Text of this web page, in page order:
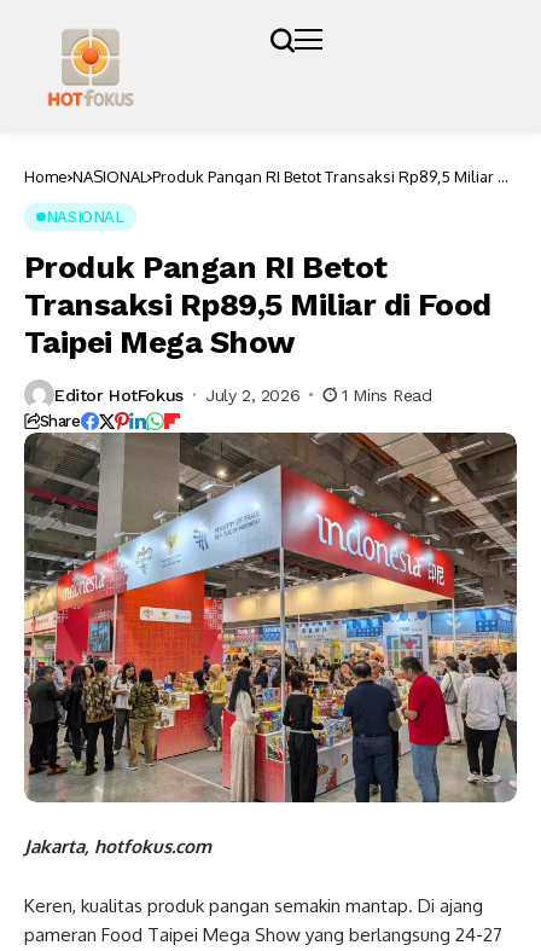
Home NASIONAL Produk Pangan RI Betot Transaksi Rp89,5 Miliar di
NASIONAL
Produk Pangan RI Betot
Transaksi Rp89,5 Miliar di Food
Taipei Mega Show
Editor HotFokus July 2, 2026 1 Mins Read
Share
Jakarta, hotfokus.com
Keren, kualitas produk pangan semakin mantap. Di ajang
pameran Food Taipei Mega Show yang berlangsung 24-27